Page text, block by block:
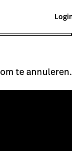
te annuleren.